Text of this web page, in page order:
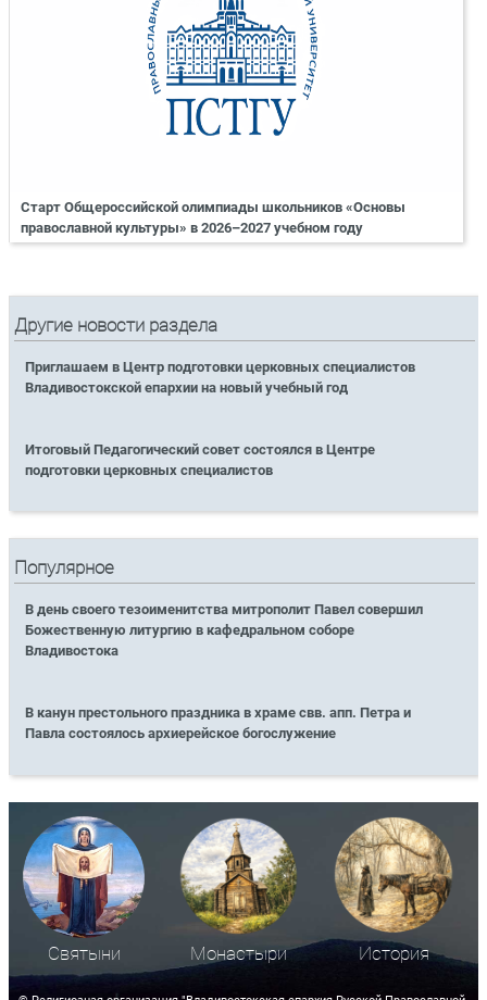
Старт Общероссийской олимпиады школьников «Основы
православной культуры» в 2026–2027 учебном году
Другие новости раздела
Приглашаем в Центр подготовки церковных специалистов
Владивостокской епархии на новый учебный год
Итоговый Педагогический совет состоялся в Центре
подготовки церковных специалистов
Популярное
В день своего тезоименитства митрополит Павел совершил
Божественную литургию в кафедральном соборе
Владивостока
В канун престольного праздника в храме свв. апп. Петра и
Павла состоялось архиерейское богослужение
Святыни Монастыри История